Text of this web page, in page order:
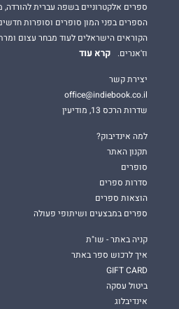
ספרים אלקטרוניים בשפה עברית
הספרים בפני המון סופרים וסופרות
הקוראים הישראלים לעוד מבחר עצום
וז'אנרים.
קרא עוד
יצירת קשר
office@indiebook.co.il
שדרות הרכס 13, מודיעין
למה אינדיבוק?
תקנון האתר
סופרים
סדרות ספרים
הוצאות ספרים
ספרים במבצעים ושיתופי פעולה
קניה באתר - שו"ת
איך לרכוש ספר באתר
GIFT CARD
ביטול עסקה
אינדיבלוג